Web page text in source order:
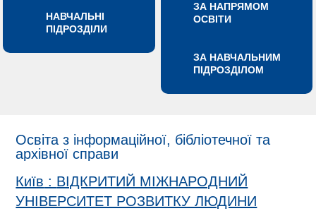
НАВЧАЛЬНІ
ПІДРОЗДІЛИ
ЗА НАПРЯМОМ
ОСВІТИ
ЗА НАВЧАЛЬНИМ
ПІДРОЗДІЛОМ
Освіта з інформаційної, бібліотечної та
архівної справи
Київ : ВІДКРИТИЙ МІЖНАРОДНИЙ
УНІВЕРСИТЕТ РОЗВИТКУ ЛЮДИНИ